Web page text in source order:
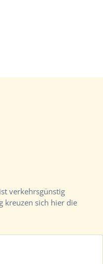
verkehrsgünstig
kreuzen sich hier die